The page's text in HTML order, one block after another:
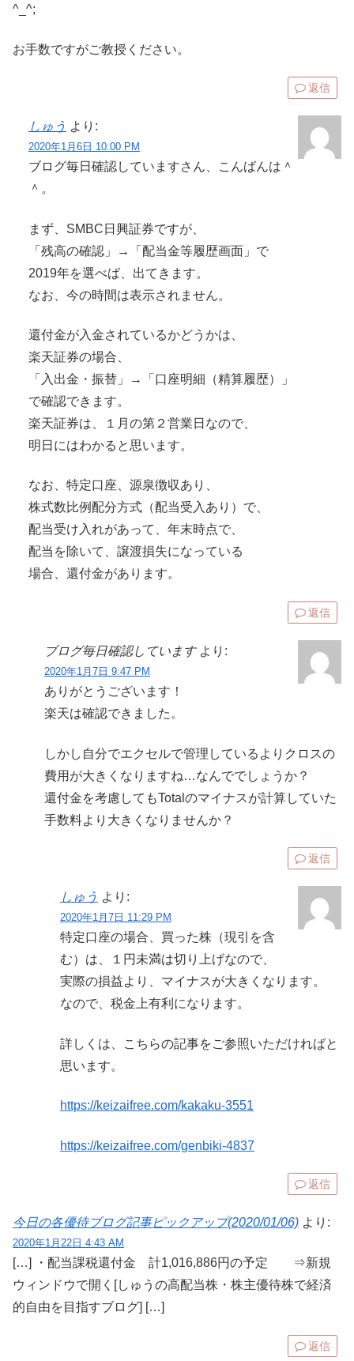
^_^;
お手数ですがご教授ください。
返信
しゅう より:
2020年1月6日 10:00 PM
ブログ毎日確認していますさん、こんばんは＾
＾。
まず、SMBC日興証券ですが、
「残高の確認」→「配当金等履歴画面」で
2019年を選べば、出てきます。
なお、今の時間は表示されません。
還付金が入金されているかどうかは、
楽天証券の場合、
「入出金・振替」→「口座明細（精算履歴）」
で確認できます。
楽天証券は、１月の第２営業日なので、
明日にはわかると思います。
なお、特定口座、源泉徴収あり、
株式数比例配分方式（配当受入あり）で、
配当受け入れがあって、年末時点で、
配当を除いて、譲渡損失になっている
場合、還付金があります。
返信
ブログ毎日確認しています より:
2020年1月7日 9:47 PM
ありがとうございます！
楽天は確認できました。
しかし自分でエクセルで管理しているよりクロスの
費用が大きくなりますね…なんででしょうか？
還付金を考慮してもTotalのマイナスが計算していた
手数料より大きくなりませんか？
返信
しゅう より:
2020年1月7日 11:29 PM
特定口座の場合、買った株（現引を含
む）は、１円未満は切り上げなので、
実際の損益より、マイナスが大きくなります。
なので、税金上有利になります。
詳しくは、こちらの記事をご参照いただければと
思います。
https://keizaifree.com/kakaku-3551
https://keizaifree.com/genbiki-4837
返信
今日の各優待ブログ記事ピックアップ(2020/01/06) より:
2020年1月22日 4:43 AM
[…] ・配当課税還付金 計1,016,886円の予定 ⇒新規
ウィンドウで開く[しゅうの高配当株・株主優待株で経済
的自由を目指すブログ] […]
返信